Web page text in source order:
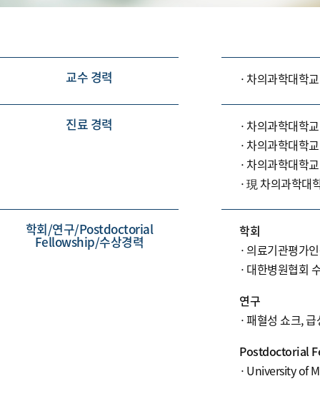
교수 경력 차의과학대학교
진료 경력
차의과학대학
차의과학대학
차의과학대학
現 차의과학대
학회/연구/Postdoctorial
Fellowship/수상경력
학회
의료기관평가
대한병원협회
연구
패혈성 쇼크,
Postdoctorial
University of